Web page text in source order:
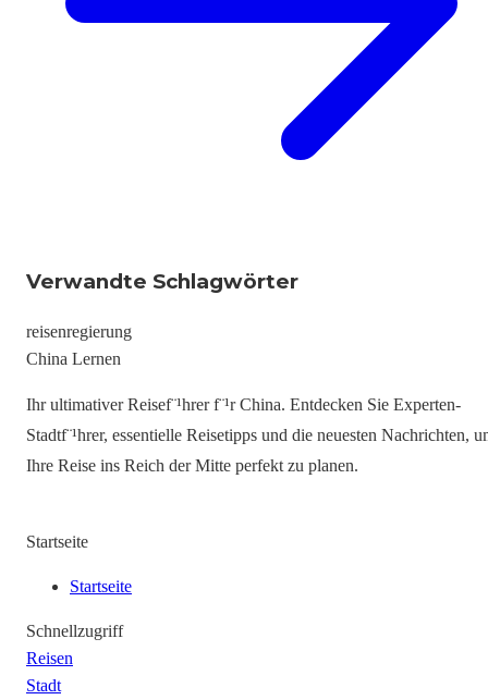
Verwandte Schlagwörter
reisenregierung
China Lernen
Ihr ultimativer Reisef¨¹hrer f¨¹r China. Entdecken Sie Experten-
Stadtf¨¹hrer, essentielle Reisetipps und die neuesten Nachrichten,
Ihre Reise ins Reich der Mitte perfekt zu planen.
Startseite
Startseite
Schnellzugriff
Reisen
Stadt